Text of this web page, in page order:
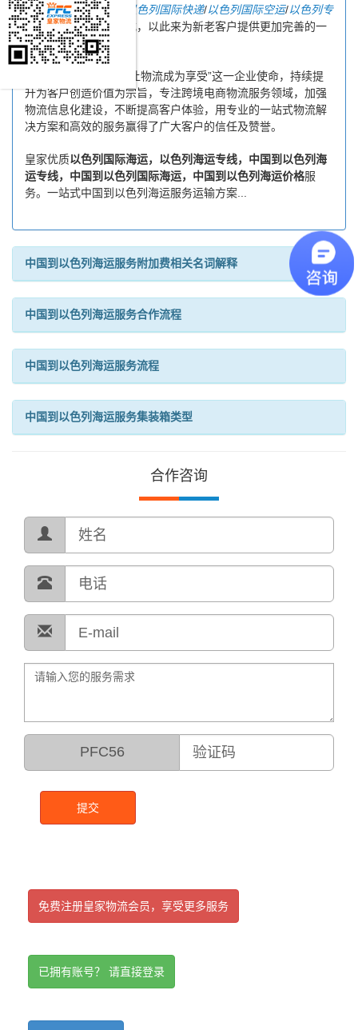
求，皇家物流特推出 以色列国际快递/以色列国际空运/以色列专
线物流等多种运输方式，以此来为新老客户提供更加完善的一
站式优质物流服务！
皇家物流一直以秉承“让物流成为享受”这一企业使命，持续提
升为客户创造价值为宗旨，专注跨境电商物流服务领域，加强
物流信息化建设，不断提高客户体验，用专业的一站式物流解
决方案和高效的服务赢得了广大客户的信任及赞誉。
皇家优质以色列国际海运，以色列海运专线，中国到以色列海
运专线，中国到以色列国际海运，中国到以色列海运价格服
务。一站式中国到以色列海运服务运输方案...
中国到以色列海运服务附加费相关名词解释
中国到以色列海运服务合作流程
中国到以色列海运服务流程
中国到以色列海运服务集装箱类型
合作咨询
PFC56
提交
免费注册皇家物流会员，享受更多服务
已拥有账号？ 请直接登录